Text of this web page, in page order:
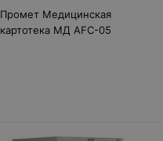
Промет Медицинская
картотека МД AFC-05